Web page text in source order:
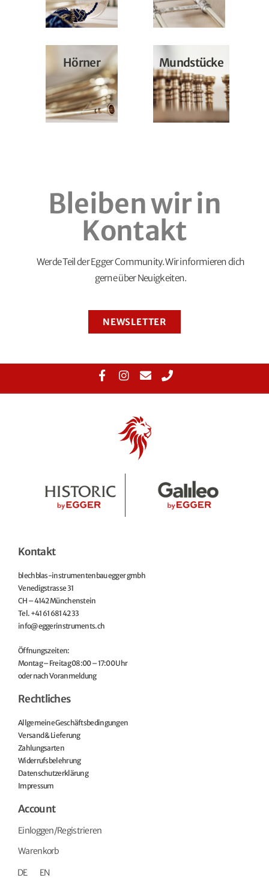
Hörner Mundstücke
Bleiben wir in
Kontakt
Werde Teil der Egger Community. Wir informieren dich
gerne über Neuigkeiten.
NEWSLETTER
Kontakt
blechblas-instrumentenbau egger gmbh
Venedigstrasse 31
CH – 4142 Münchenstein
Tel. +41 61 681 42 33
info@eggerinstruments.ch
Öffnungszeiten:
Montag – Freitag 08:00 – 17:00 Uhr
oder nach Voranmeldung
Rechtliches
Allgemeine Geschäftsbedingungen
Versand & Lieferung
Zahlungsarten
Widerrufsbelehrung
Datenschutzerklärung
Impressum
Account
Einloggen/Registrieren
Warenkorb
DE EN